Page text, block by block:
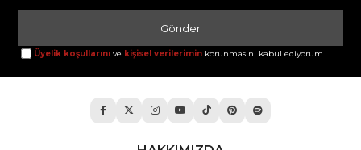
Gönder
Üyelik koşullarını ve kişisel verilerimin korunmasını kabul ediyorum.